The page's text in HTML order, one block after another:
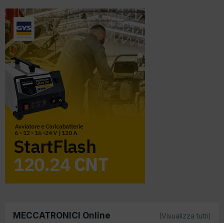
MECCATRONICI Online (Visualizza tutti)